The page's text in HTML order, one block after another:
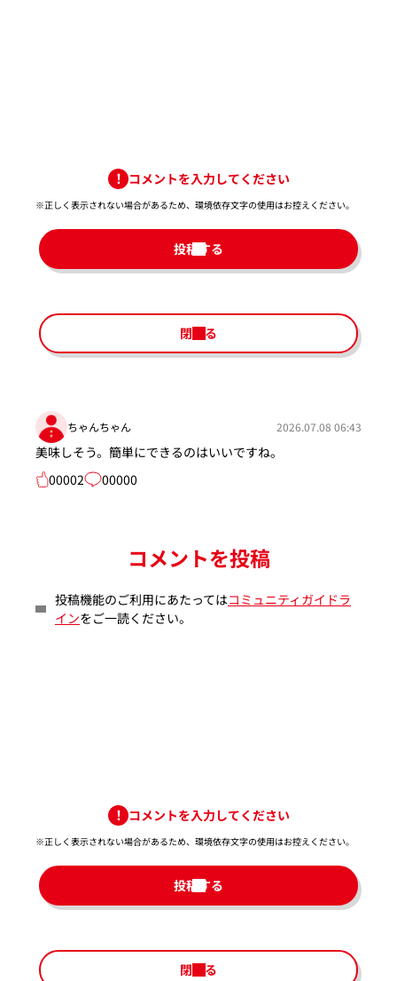
コメントを入力してください
※正しく表示されない場合があるため、環境依存文字の使用はお控えください。​
投稿する
閉じる
ちゃんちゃん 2026.07.08 06:43
美味しそう。簡単にできるのはいいですね。
00002
00000
コメントを投稿
投稿機能のご利用にあたってはコミュニティガイドラ
インをご一読ください。
コメントを入力してください
※正しく表示されない場合があるため、環境依存文字の使用はお控えください。​
投稿する
閉じる